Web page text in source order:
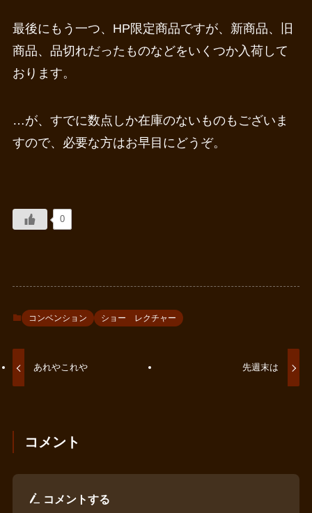
最後にもう一つ、HP限定商品ですが、新商品、旧
商品、品切れだったものなどをいくつか入荷して
おります。
…が、すでに数点しか在庫のないものもございま
すので、必要な方はお早目にどうぞ。
0
コンベンション ショー レクチャー
あれやこれや 先週末は
コメント
コメントする